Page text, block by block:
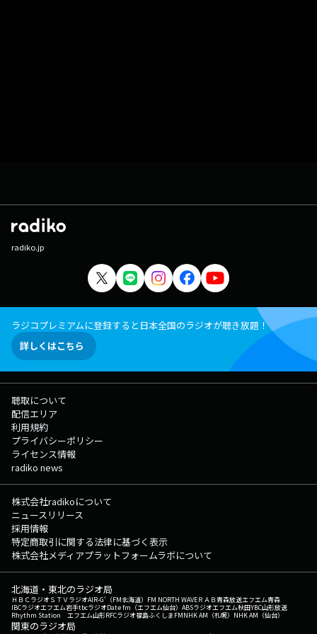
radiko.jp
ラジコプレミアムに登録すると日本全国のラジオが聴き放題！
詳しくはこちら
聴取について
配信エリア
利用規約
プライバシーポリシー
ライセンス情報
radiko news
株式会社radikoについて
ニュースリリース
採用情報
特定商取引に関する法律に基づく表示
株式会社メディアプラットフォームラボについて
北海道・東北のラジオ局
ＨＢＣラジオＳＴＶラジオAIR-G'（FM北海道） FM NORTH WAVEＲＡＢ青森放送エフエム青森
IBCラジオエフエム岩手tbcラジオDate fm（エフエム仙台） ABSラジオエフエム秋田YBC山形放送
Rhythm Station エフエム山形RFCラジオ福島ふくしまFMNHK AM（札幌） NHK AM（仙台）
関東のラジオ局